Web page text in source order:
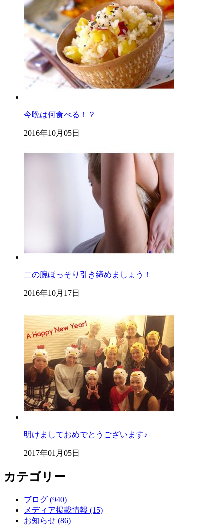
今晩は何食べる！？
2016年10月05日
二の腕ほっそり引き締めましょう！
2016年10月17日
明けましておめでとうございます♪
2017年01月05日
カテゴリー
ブログ (940)
メディア掲載情報 (15)
お知らせ (86)